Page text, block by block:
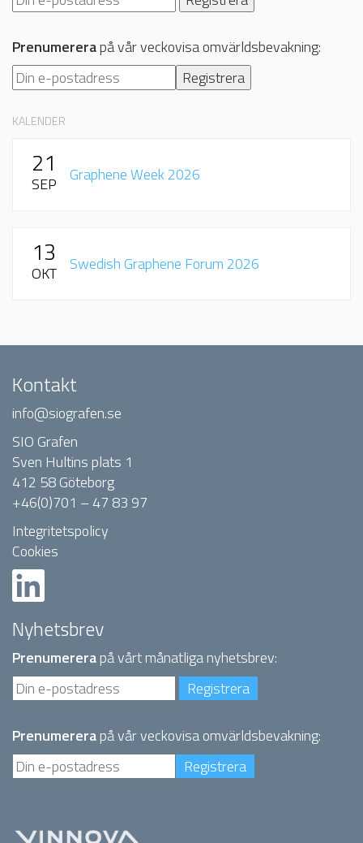
Prenumererapå vår veckovisa omvärldsbevakning:
KALENDER
21
SEP Graphene Week 2026
13
OKT Swedish Graphene Forum 2026
Kontakt
info@siografen.se
SIO Grafen
Sven Hultins plats 1
412 58 Göteborg
+46(0)701 – 47 83 97
Integritetspolicy
Cookies
Nyhetsbrev
Prenumererapå vårt månatliga nyhetsbrev:
Prenumererapå vår veckovisa omvärldsbevakning: